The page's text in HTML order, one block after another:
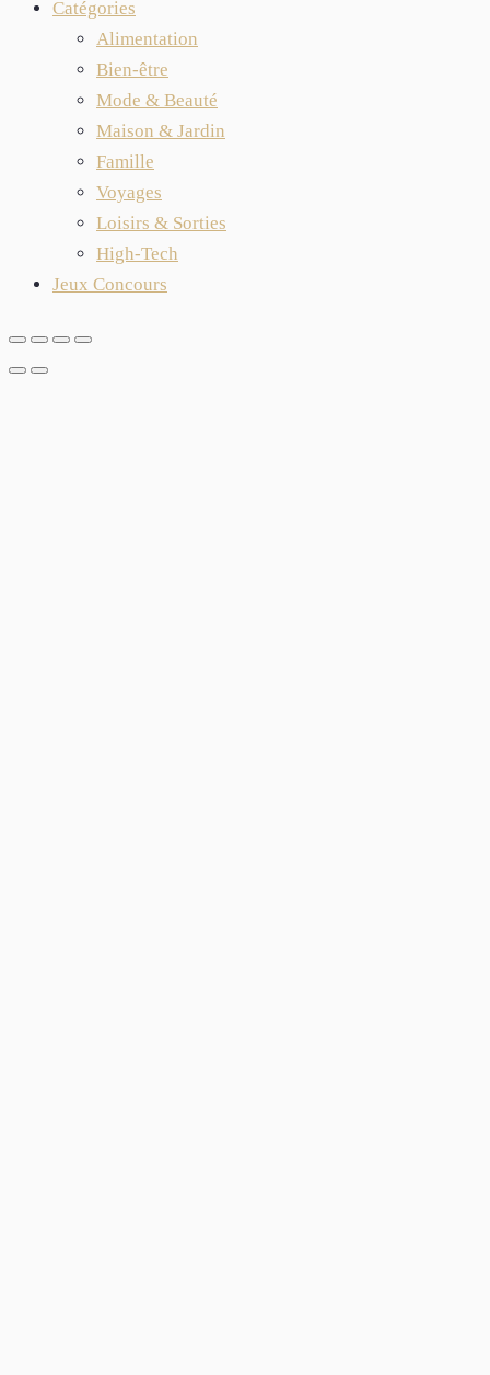
Catégories
Alimentation
Bien-être
Mode & Beauté
Maison & Jardin
Famille
Voyages
Loisirs & Sorties
High-Tech
Jeux Concours